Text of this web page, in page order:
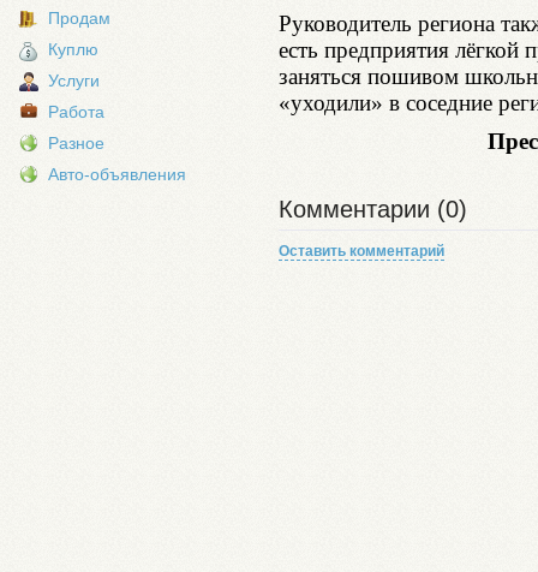
Продам
Куплю
Услуги
Работа
Разное
Авто-объявления
Руководитель региона
есть предприятия
заняться пошивом
«уходили» в соседние
Комментарии (0)
Оставить комментарий